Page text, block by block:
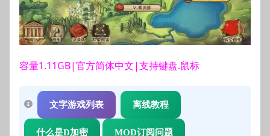
容量1.11GB|官方简体中文|支持键盘.鼠标
文字游戏列表 离线教程
什么是D加密 MOD订阅问题